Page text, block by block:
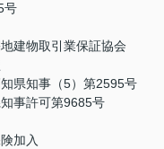
号
建物取引業保証協会
県知事（5）第2595号
事許可第9685号
加入